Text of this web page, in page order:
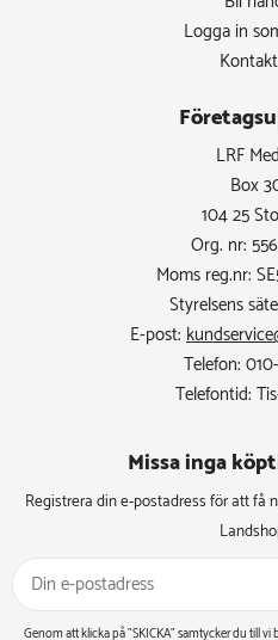
Logga in
LRF
Box
104 25
Org. nr:
Moms reg.nr:
Styrelsens
E-post:
Telefon:
Telefontid:
Missa inga
Registrera din e-postadress för att få
Genom att klicka på ”SKICKA” samtycker du till